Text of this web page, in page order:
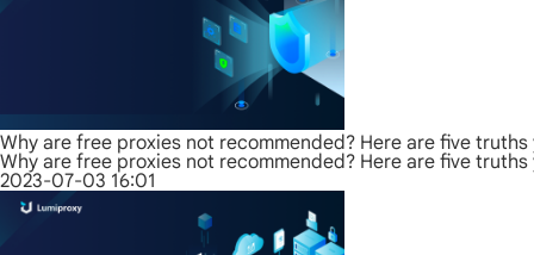
Why are free proxies not recommended? Here are five truths
Why are free proxies not recommended? Here are five truths
2023-07-03 16:01